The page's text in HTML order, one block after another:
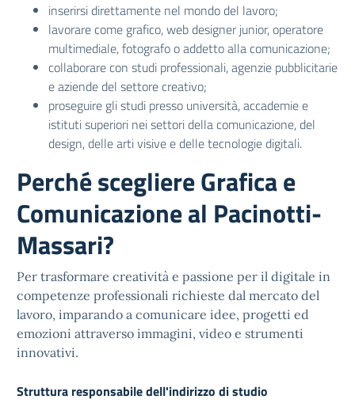
inserirsi direttamente nel mondo del lavoro;
lavorare come grafico, web designer junior, operatore
multimediale, fotografo o addetto alla comunicazione;
collaborare con studi professionali, agenzie pubblicitarie
e aziende del settore creativo;
proseguire gli studi presso università, accademie e
istituti superiori nei settori della comunicazione, del
design, delle arti visive e delle tecnologie digitali.
Perché scegliere Grafica e
Comunicazione al Pacinotti-
Massari?
Per trasformare creatività e passione per il digitale in
competenze professionali richieste dal mercato del
lavoro, imparando a comunicare idee, progetti ed
emozioni attraverso immagini, video e strumenti
innovativi.
Struttura responsabile dell'indirizzo di studio